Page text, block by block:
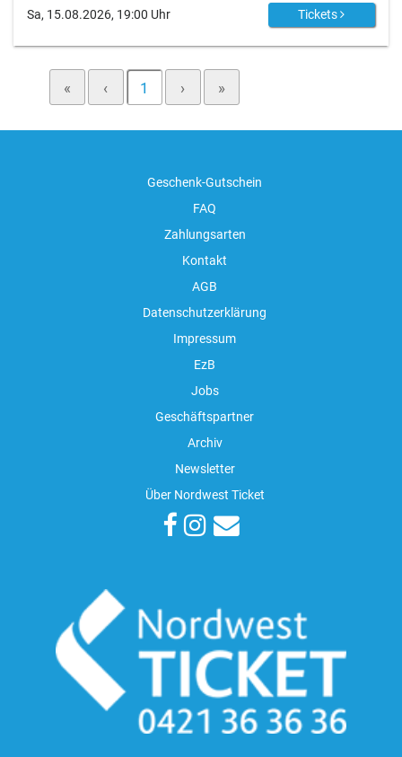
Sa, 15.08.2026, 19:00 Uhr Tickets
« ‹ 1 › »
Geschenk-Gutschein
FAQ
Zahlungsarten
Kontakt
AGB
Datenschutzerklärung
Impressum
EzB
Jobs
Geschäftspartner
Archiv
Newsletter
Über Nordwest Ticket